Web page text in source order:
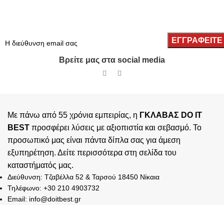
Βρείτε μας στα social media
Με πάνω από 55 χρόνια εμπειρίας, η ΓΚΛΑΒΑΣ DO IT
BEST προσφέρει λύσεις με αξιοπιστία και σεβασμό. Το
προσωπικό μας είναι πάντα δίπλα σας για άμεση
εξυπηρέτηση. Δείτε περισσότερα στη σελίδα του
καταστήματός μας.
Διεύθυνση: Τζαβέλλα 52 & Ταρσού 18450 Νίκαια
Τηλέφωνο: +30 210 4903732
Email: info@doitbest.gr